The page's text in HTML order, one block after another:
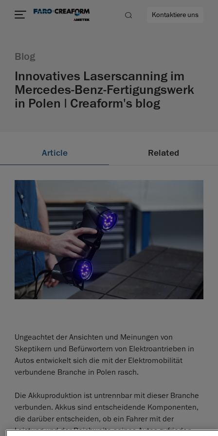
Kontaktiere uns
Blog
Innovatives Laserscanning im
Mercedes-Benz-Fertigungswerk
in Polen | Creaform's blog
Article Related
Ungeachtet der Ansichten und Meinungen von
Skeptikern und Befürwortern von Elektroantrieben in
Autos entwickelt sich die mit der Elektromobilität
verbundene Branche in Polen rasch.
Die Akkuproduktion ist untrennbar mit dieser Branche
verbunden. Akkus sind entscheidende Komponenten,
die darüber entscheiden, ob ein Fahrer mit der
Leistung und der Reichweite seines Autos zufrieden